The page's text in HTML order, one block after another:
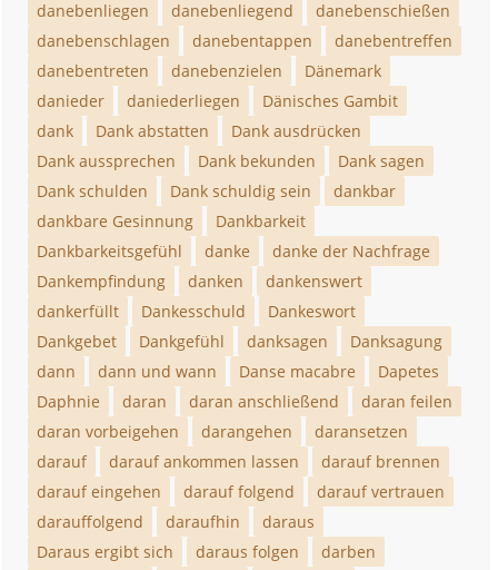
danebenliegen
danebenliegend
danebenschießen
danebenschlagen
danebentappen
danebentreffen
danebentreten
danebenzielen
Dänemark
danieder
daniederliegen
Dänisches Gambit
dank
Dank abstatten
Dank ausdrücken
Dank aussprechen
Dank bekunden
Dank sagen
Dank schulden
Dank schuldig sein
dankbar
dankbare Gesinnung
Dankbarkeit
Dankbarkeitsgefühl
danke
danke der Nachfrage
Dankempfindung
danken
dankenswert
dankerfüllt
Dankesschuld
Dankeswort
Dankgebet
Dankgefühl danksagen
Danksagung
dann
dann und wann Danse macabre
Dapetes
Daphnie
daran daran anschließend
daran feilen
daran vorbeigehen
darangehen
daransetzen
darauf
darauf ankommen lassen
darauf brennen
darauf eingehen
darauf folgend
darauf vertrauen
darauffolgend
daraufhin
daraus
Daraus ergibt sich
daraus folgen
darben